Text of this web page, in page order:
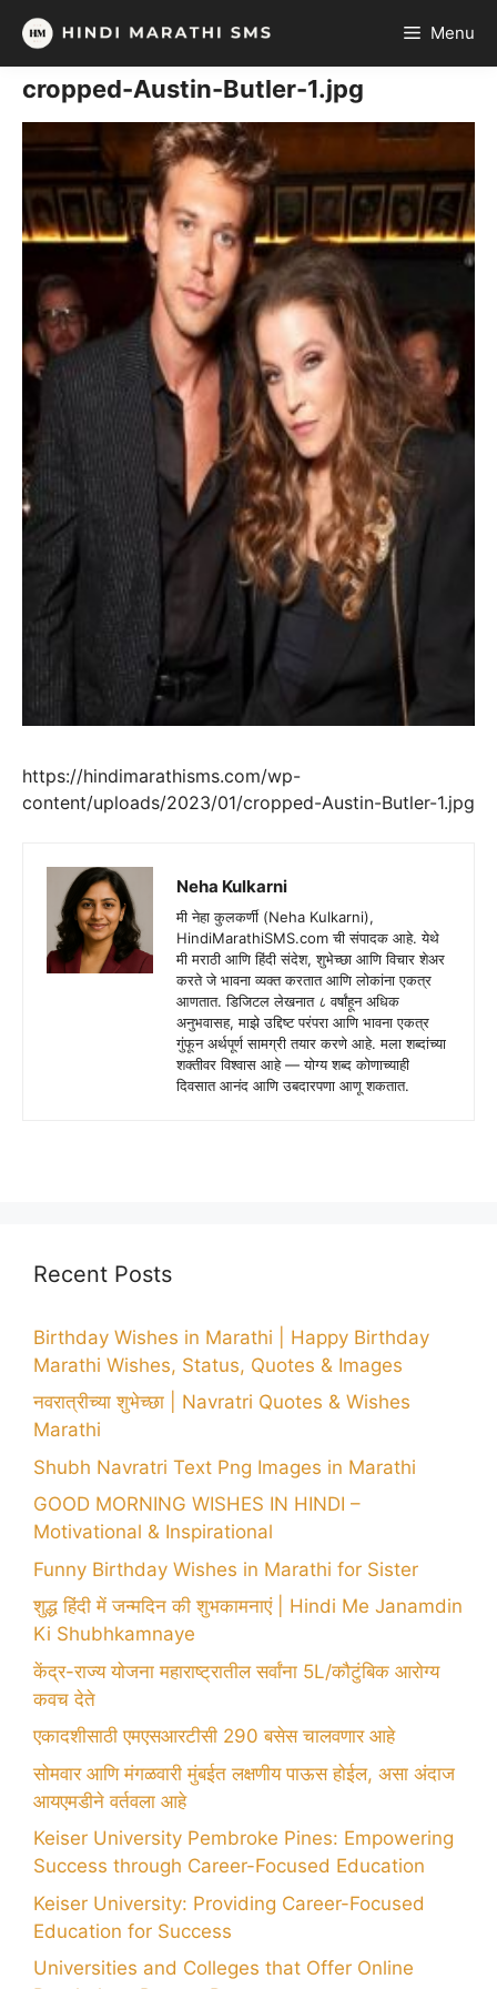
Skip
content
Menu
cropped-Austin-Butler-1.jpg
https://hindimarathisms.com/wp-
content/uploads/2023/01/cropped-Austin-Butler-1.jpg
Neha Kulkarni
मी नेहा कुलकर्णी (Neha Kulkarni),
HindiMarathiSMS.com ची संपादक आहे. येथे
मी मराठी आणि हिंदी संदेश, शुभेच्छा आणि विचार शेअर
करते जे भावना व्यक्त करतात आणि लोकांना एकत्र
आणतात. डिजिटल लेखनात ८ वर्षांहून अधिक
अनुभवासह, माझे उद्दिष्ट परंपरा आणि भावना एकत्र
गुंफून अर्थपूर्ण सामग्री तयार करणे आहे. मला शब्दांच्या
शक्तीवर विश्वास आहे — योग्य शब्द कोणाच्याही
दिवसात आनंद आणि उबदारपणा आणू शकतात.
Recent Posts
Birthday Wishes in Marathi | Happy Birthday
Marathi Wishes, Status, Quotes & Images
नवरात्रीच्या शुभेच्छा | Navratri Quotes & Wishes
Marathi
Shubh Navratri Text Png Images in Marathi
GOOD MORNING WISHES IN HINDI –
Motivational & Inspirational
Funny Birthday Wishes in Marathi for Sister
शुद्ध हिंदी में जन्मदिन की शुभकामनाएं | Hindi Me Janamdin
Ki Shubhkamnaye
केंद्र-राज्य योजना महाराष्ट्रातील सर्वांना 5L/कौटुंबिक आरोग्य
कवच देते
एकादशीसाठी एमएसआरटीसी 290 बसेस चालवणार आहे
सोमवार आणि मंगळवारी मुंबईत लक्षणीय पाऊस होईल, असा अंदाज
आयएमडीने वर्तवला आहे
Keiser University Pembroke Pines: Empowering
Success through Career-Focused Education
Keiser University: Providing Career-Focused
Education for Success
Universities and Colleges that Offer Online